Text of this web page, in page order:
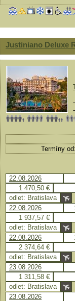
Justiniano Deluxe
-
-
Termíny
22.08.2026
1 470,50 €
odlet: Bratislava
22.08.2026
1 937,57 €
odlet: Bratislava
22.08.2026
2 374,64 €
odlet: Bratislava
23.08.2026
1 311,58 €
odlet: Bratislava
23.08.2026